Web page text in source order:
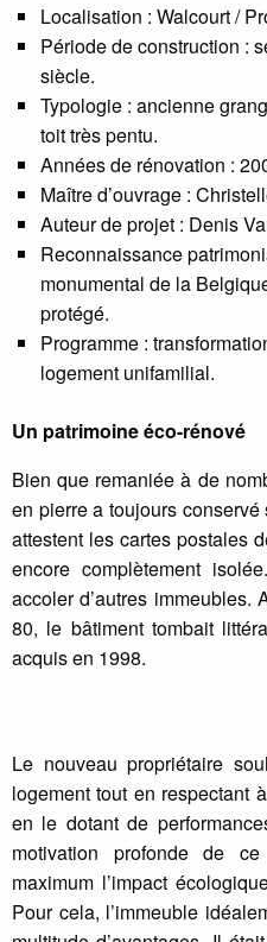
Localisation : Walcourt /
Période de construction :
siècle.
Typologie : ancienne
toit très pentu.
Années de rénovation :
Maître d’ouvrage :
Auteur de projet : Denis
Reconnaissance
monumental de la
protégé.
Programme :
logement unifamilial.
Un patrimoine éco-rénové
Bien que remaniée à de
en pierre a toujours
attestent les cartes postales
encore complètement
accoler d’autres
80, le bâtiment tombait
acquis en 1998.
Le nouveau propriétaire
logement tout en respectant
en le dotant de
motivation profonde de
maximum l’impact
Pour cela, l’immeuble